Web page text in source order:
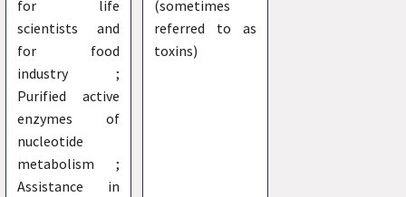
for life
scientists and
for food
industry ;
Purified active
enzymes of
nucleotide
metabolism ;
Assistance in
(sometimes
referred to as
toxins)